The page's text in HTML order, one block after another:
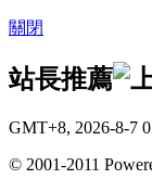
關閉
站長推薦
GMT+8, 2026-8-7
© 2001-2011